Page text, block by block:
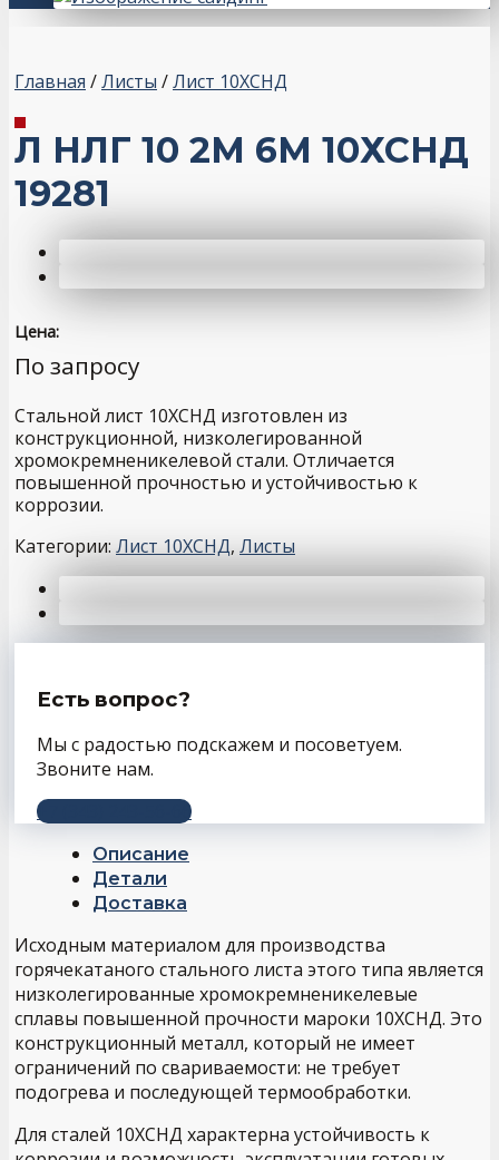
Главная /Листы /Лист 10ХСНД
Л НЛГ 10 2М 6М 10ХСНД
19281
Цена:
По запросу
Cтальной лист 10ХСНД изготовлен из
конструкционной, низколегированной
хромокремненикелевой стали. Отличается
повышенной прочностью и устойчивостью к
коррозии.
Категории: Лист 10ХСНД, Листы
Есть вопрос?
Мы с радостью подскажем и посоветуем.
Звоните нам.
+7 (343) 243-56-66
Описание
Детали
Доставка
Исходным материалом для производства
горячекатаного стального листа этого типа является
низколегированные хромокремненикелевые
сплавы повышенной прочности мароки 10ХСНД. Это
конструкционный металл, который не имеет
ограничений по свариваемости: не требует
подогрева и последующей термообработки.
Для сталей 10ХСНД характерна устойчивость к